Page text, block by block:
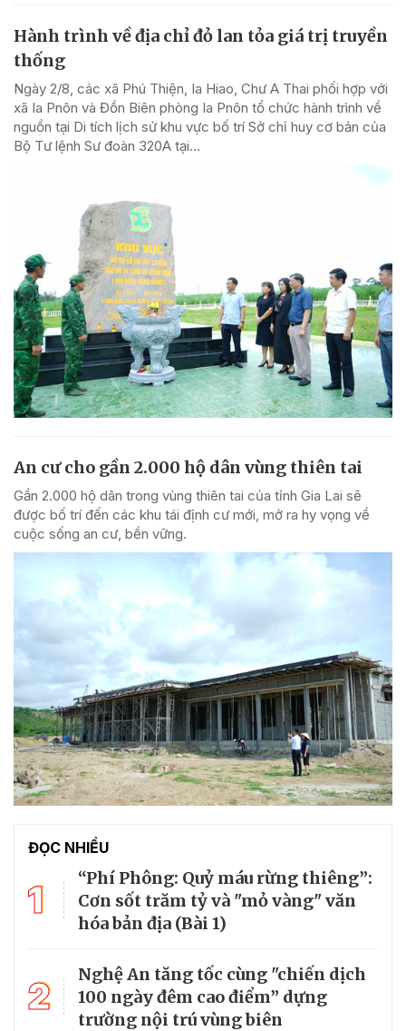
Hành trình về địa chỉ đỏ lan tỏa giá trị truyền
thống
Ngày 2/8, các xã Phú Thiện, Ia Hiao, Chư A Thai phối hợp với
xã Ia Pnôn và Đồn Biên phòng Ia Pnôn tổ chức hành trình về
nguồn tại Di tích lịch sử khu vực bố trí Sở chỉ huy cơ bản của
Bộ Tư lệnh Sư đoàn 320A tại...
An cư cho gần 2.000 hộ dân vùng thiên tai
Gần 2.000 hộ dân trong vùng thiên tai của tỉnh Gia Lai sẽ
được bố trí đến các khu tái định cư mới, mở ra hy vọng về
cuộc sống an cư, bền vững.
ĐỌC NHIỀU
1
“Phí Phông: Quỷ máu rừng thiêng”:
Cơn sốt trăm tỷ và "mỏ vàng" văn
hóa bản địa (Bài 1)
2
Nghệ An tăng tốc cùng "chiến dịch
100 ngày đêm cao điểm” dựng
trường nội trú vùng biên